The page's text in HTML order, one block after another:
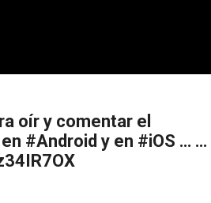
oír y comentar el
#Android y en #iOS … …